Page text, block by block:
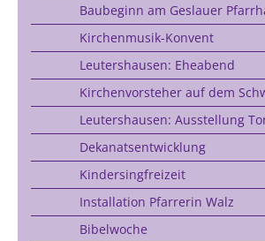
Baubeginn am Geslauer
Kirchenmusik-Konvent
Leutershausen: Eheabend
Kirchenvorsteher auf dem
Leutershausen: Ausstellung
Dekanatsentwicklung
Kindersingfreizeit
Installation Pfarrerin Walz
Bibelwoche